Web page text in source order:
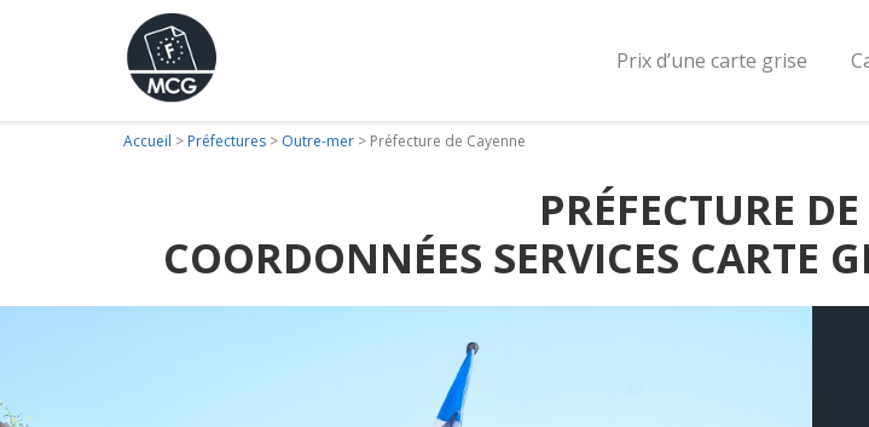
Prix d’une carte grise
Accueil > Préfectures > Outre-mer > Préfecture de Cayenne
PRÉFECTURE
COORDONNÉES SERVICES CARTE